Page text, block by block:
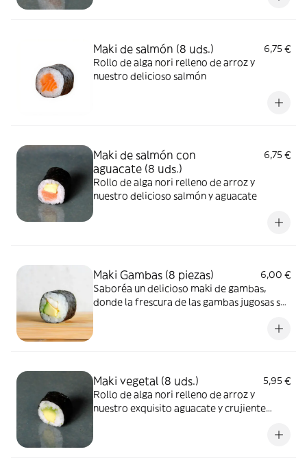
Maki de salmón (8 uds.)
6,75 €
Rollo de alga nori relleno de arroz y
nuestro delicioso salmón
Maki de salmón con
aguacate (8 uds.)
6,75 €
Rollo de alga nori relleno de arroz y
nuestro delicioso salmón y aguacate
Maki Gambas (8 piezas)
6,00 €
Saboréa un delicioso maki de gambas,
donde la frescura de las gambas jugosas se
Maki vegetal (8 uds.)
5,95 €
Rollo de alga nori relleno de arroz y
nuestro exquisito aguacate y crujiente